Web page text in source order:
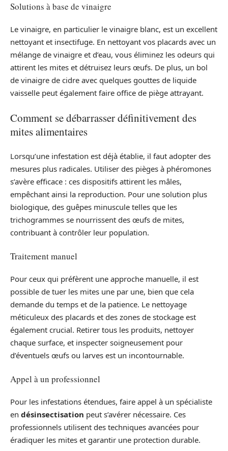
Solutions à base de vinaigre
Le vinaigre, en particulier le vinaigre blanc, est un excellent
nettoyant et insectifuge. En nettoyant vos placards avec un
mélange de vinaigre et d’eau, vous éliminez les odeurs qui
attirent les mites et détruisez leurs œufs. De plus, un bol
de vinaigre de cidre avec quelques gouttes de liquide
vaisselle peut également faire office de piège attrayant.
Comment se débarrasser définitivement des
mites alimentaires
Lorsqu’une infestation est déjà établie, il faut adopter des
mesures plus radicales. Utiliser des pièges à phéromones
s’avère efficace : ces dispositifs attirent les mâles,
empêchant ainsi la reproduction. Pour une solution plus
biologique, des guêpes minuscule telles que les
trichogrammes se nourrissent des œufs de mites,
contribuant à contrôler leur population.
Traitement manuel
Pour ceux qui préfèrent une approche manuelle, il est
possible de tuer les mites une par une, bien que cela
demande du temps et de la patience. Le nettoyage
méticuleux des placards et des zones de stockage est
également crucial. Retirer tous les produits, nettoyer
chaque surface, et inspecter soigneusement pour
d’éventuels œufs ou larves est un incontournable.
Appel à un professionnel
Pour les infestations étendues, faire appel à un spécialiste
en désinsectisation peut s’avérer nécessaire. Ces
professionnels utilisent des techniques avancées pour
éradiquer les mites et garantir une protection durable.